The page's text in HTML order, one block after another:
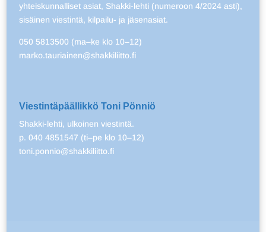
yhteiskunnalliset asiat, Shakki-lehti (numeroon 4/2024 asti),
sisäinen viestintä, kilpailu- ja jäsenasiat.
050 5813500 (ma–ke klo 10–12)
marko.tauriainen@shakkiliitto.fi
Viestintäpäällikkö Toni Pönniö
Shakki-lehti, ulkoinen viestintä.
p. 040 4851547 (ti–pe klo 10–12)
toni.ponnio@shakkiliitto.fi